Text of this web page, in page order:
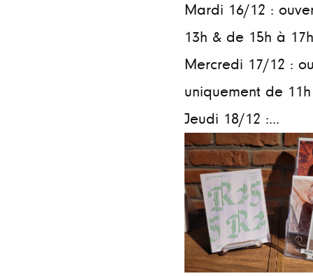
Mardi 16/12 :
13h & de 15h à
Mercredi 17/12 :
uniquement de
Jeudi 18/12 :...